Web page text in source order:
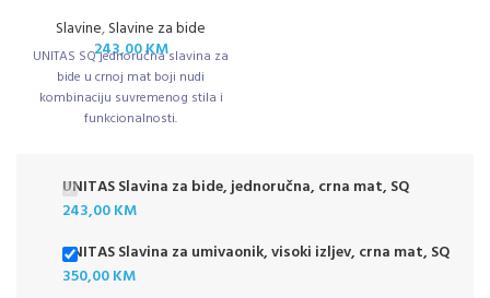
Slavine,Slavine za bide
243,00KM
UNITAS SQ jednoručna slavina za
bide u crnoj mat boji nudi
kombinaciju suvremenog stila i
funkcionalnosti.
UNITAS Slavina za bide, jednoručna, crna mat, SQ
243,00KM
UNITAS Slavina za umivaonik, visoki izljev, crna mat, SQ
350,00KM